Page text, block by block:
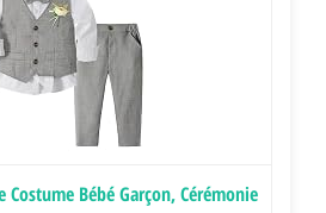
Bébé Garçon, Cérémonie